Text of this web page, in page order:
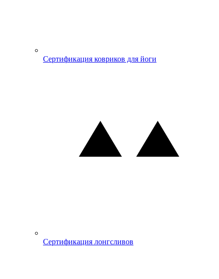
Сертификация ковриков для йоги
Сертификация лонгсливов